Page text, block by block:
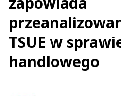
TSUE w
handlowego